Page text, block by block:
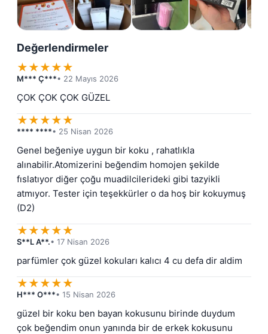
Değerlendirmeler
★★★★★
M*** Ç***• 22 Mayıs 2026
ÇOK ÇOK ÇOK GÜZEL
★★★★★
**** ****• 25 Nisan 2026
Genel beğeniye uygun bir koku , rahatlıkla
alınabilir.Atomizerini beğendim homojen şekilde
fıslatıyor diğer çoğu muadilcilerideki gibi tazyikli
atmıyor. Tester için teşekkürler o da hoş bir kokuymuş
(D2)
★★★★★
S**L A**.• 17 Nisan 2026
parfümler çok güzel kokuları kalıcı 4 cu defa dir aldim
★★★★★
H*** O***• 15 Nisan 2026
güzel bir koku ben bayan kokusunu birinde duydum
çok beğendim onun yanında bir de erkek kokusunu